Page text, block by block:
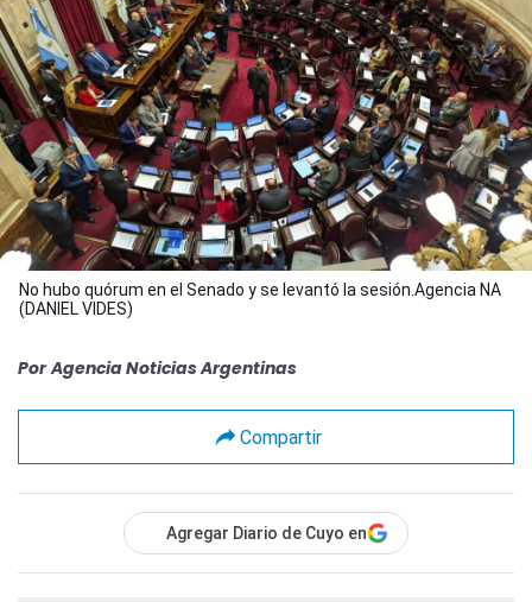
No hubo quórum en el Senado y se levantó la sesión.Agencia NA
(DANIEL VIDES)
Por Agencia Noticias Argentinas
Compartir
Agregar Diario de Cuyo en